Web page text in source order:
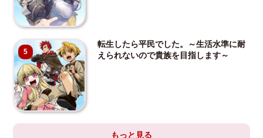
5
転生したら平民でした。～生活水準に耐
えられないので貴族を目指します～
もっと見る